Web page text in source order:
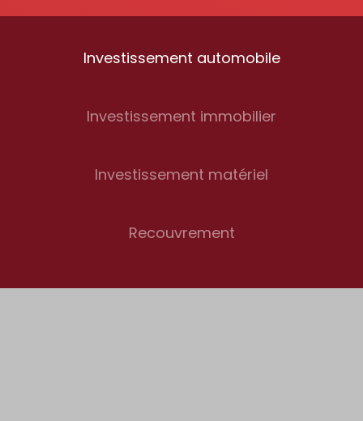
Investissement automobile
Investissement immobilier
Investissement matériel
Recouvrement